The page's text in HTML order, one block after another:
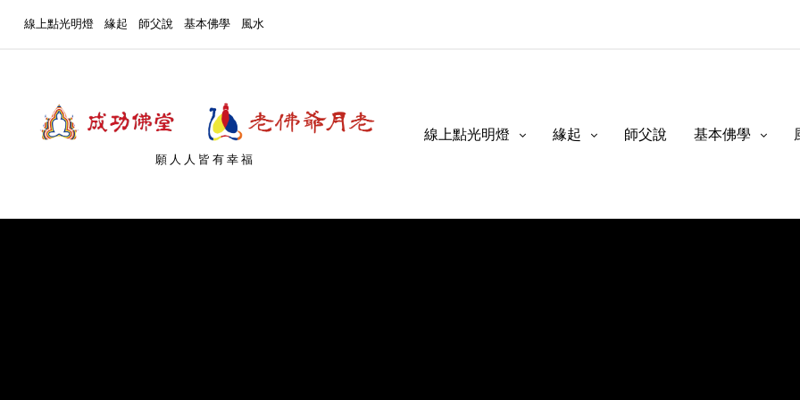
線上點光明燈 緣起 師父說 基本佛學 風水
願人人皆有幸福
線上點光明燈 緣起 師父說 基本佛學